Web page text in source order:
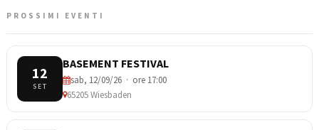
PROSSIMI EVENTI
12
SET
BASEMENT FESTIVAL
sab, 12/09/26 · ore 17:00
65205 Wiesbaden